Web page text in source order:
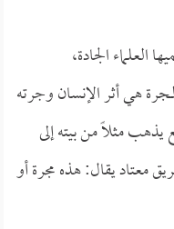
العلماء الجادة،
هي أثر الإنسان وجرته
مثلاً من بيته إلى
معتاد يقال: هذه مجرة أو